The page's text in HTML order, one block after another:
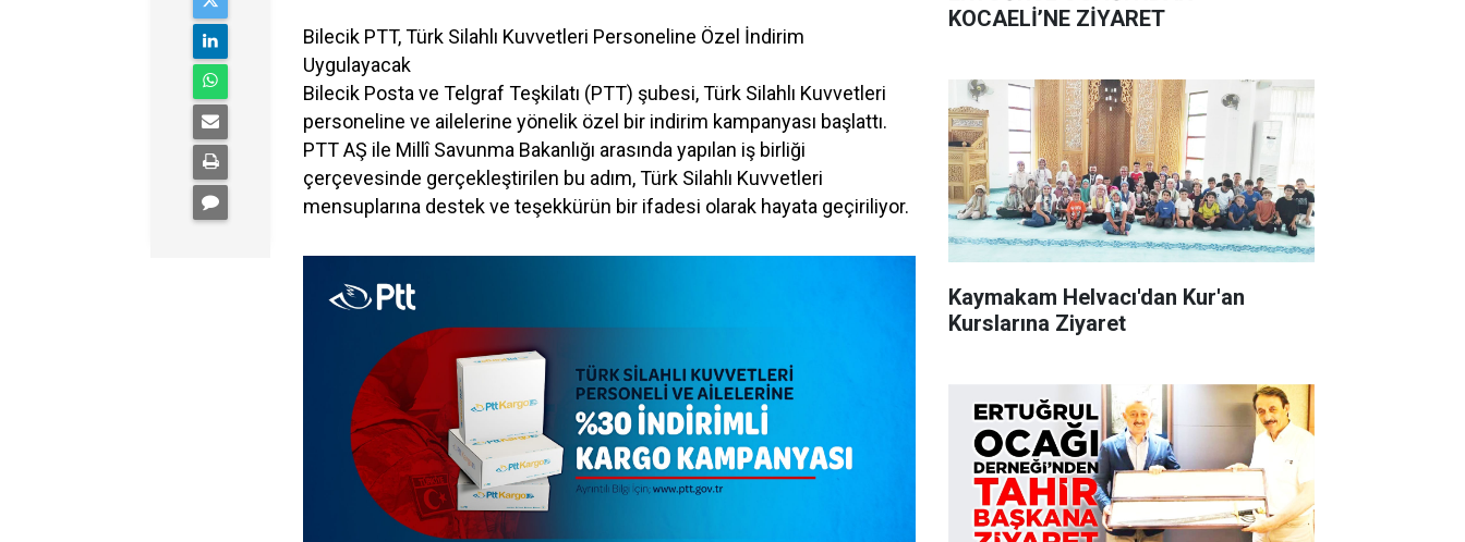
Bilecik PTT, Türk Silahlı Kuvvetleri Personeline Özel İndirim
Uygulayacak
Bilecik Posta ve Telgraf Teşkilatı (PTT) şubesi, Türk Silahlı Kuvvetleri
personeline ve ailelerine yönelik özel bir indirim kampanyası başlattı.
PTT AŞ ile Millî Savunma Bakanlığı arasında yapılan iş birliği
çerçevesinde gerçekleştirilen bu adım, Türk Silahlı Kuvvetleri
mensuplarına destek ve teşekkürün bir ifadesi olarak hayata geçiriliyor.
KOCAELİ’NE ZİYARET
Kaymakam Helvacı'dan Kur'an
Kurslarına Ziyaret